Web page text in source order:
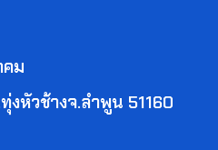
คม
งหัวช้างจ.ลำพูน 51160